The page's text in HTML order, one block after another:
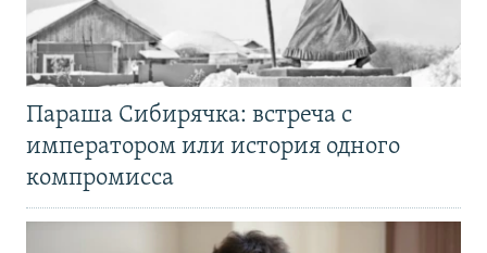
Параша Сибирячка: встреча с
императором или история одного
компромисса